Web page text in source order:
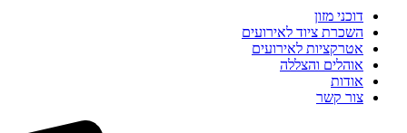
דוכני מזון
השכרת ציוד לאירועים
אטרקציות לאירועים
אוהלים והצללה
אודות
צור קשר